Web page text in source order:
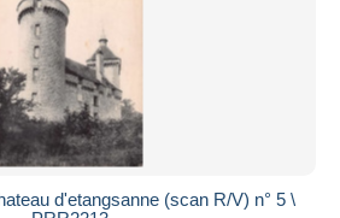
d'etangsanne (scan R/V) n° 5 \